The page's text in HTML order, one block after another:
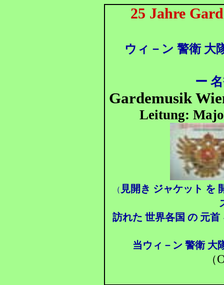
25 Jahre
ウィ－ン 警衛 大
ー
Gardemusik
Leitung:
（ 見開き ジャケット を
訪れた 世界各国 の 元
当ウィ－ン 警衛 大
（